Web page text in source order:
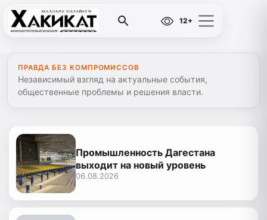
12+
ПРАВДА БЕЗ КОМПРОМИССОВ
Независимый взгляд на актуальные события,
общественные проблемы и решения власти.
Промышленность Дагестана
выходит на новый уровень
06.08.2026